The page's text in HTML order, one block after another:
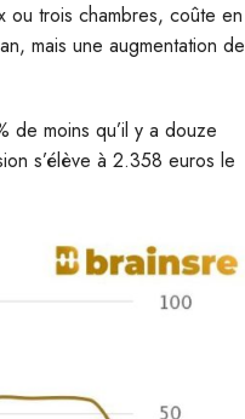
ou trois chambres, coûte en
mais une augmentation de
de moins qu’il y a douze
s’élève à 2.358 euros le